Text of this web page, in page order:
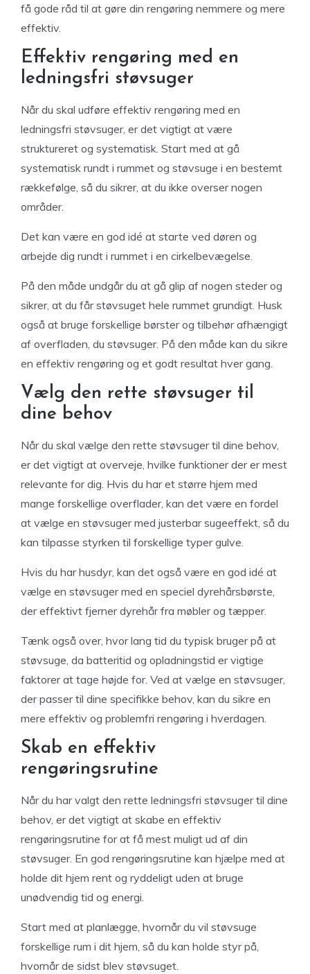
få gode råd til at gøre din rengøring nemmere og mere
effektiv.
Effektiv rengøring med en
ledningsfri støvsuger
Når du skal udføre effektiv rengøring med en
ledningsfri støvsuger, er det vigtigt at være
struktureret og systematisk. Start med at gå
systematisk rundt i rummet og støvsuge i en bestemt
rækkefølge, så du sikrer, at du ikke overser nogen
områder.
Det kan være en god idé at starte ved døren og
arbejde dig rundt i rummet i en cirkelbevægelse.
På den måde undgår du at gå glip af nogen steder og
sikrer, at du får støvsuget hele rummet grundigt. Husk
også at bruge forskellige børster og tilbehør afhængigt
af overfladen, du støvsuger. På den måde kan du sikre
en effektiv rengøring og et godt resultat hver gang.
Vælg den rette støvsuger til
dine behov
Når du skal vælge den rette støvsuger til dine behov,
er det vigtigt at overveje, hvilke funktioner der er mest
relevante for dig. Hvis du har et større hjem med
mange forskellige overflader, kan det være en fordel
at vælge en støvsuger med justerbar sugeeffekt, så du
kan tilpasse styrken til forskellige typer gulve.
Hvis du har husdyr, kan det også være en god idé at
vælge en støvsuger med en speciel dyrehårsbørste,
der effektivt fjerner dyrehår fra møbler og tæpper.
Tænk også over, hvor lang tid du typisk bruger på at
støvsuge, da batteritid og opladningstid er vigtige
faktorer at tage højde for. Ved at vælge en støvsuger,
der passer til dine specifikke behov, kan du sikre en
mere effektiv og problemfri rengøring i hverdagen.
Skab en effektiv
rengøringsrutine
Når du har valgt den rette ledningsfri støvsuger til dine
behov, er det vigtigt at skabe en effektiv
rengøringsrutine for at få mest muligt ud af din
støvsuger. En god rengøringsrutine kan hjælpe med at
holde dit hjem rent og ryddeligt uden at bruge
unødvendig tid og energi.
Start med at planlægge, hvornår du vil støvsuge
forskellige rum i dit hjem, så du kan holde styr på,
hvornår de sidst blev støvsuget.